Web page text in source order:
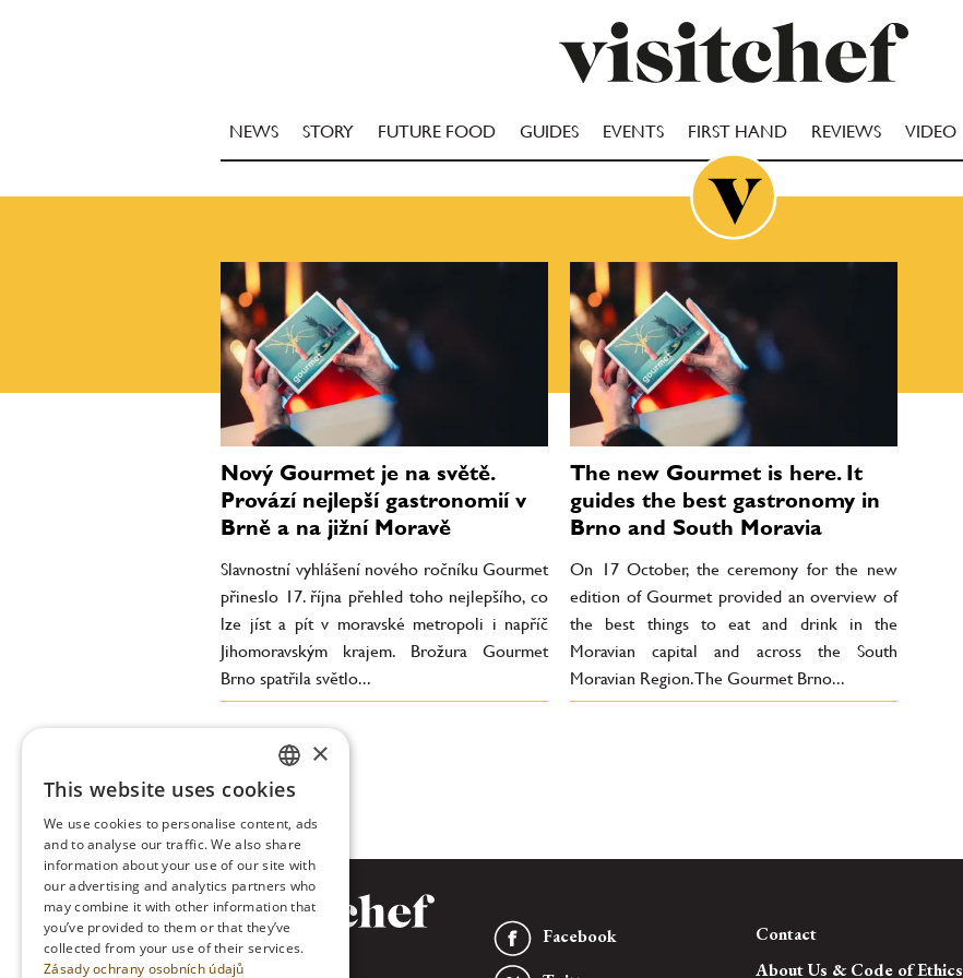
NEWS STORY FUTURE FOOD GUIDES EVENTS FIRST HAND REVIEWS VIDEO
Nový Gourmet je na světě.
Provází nejlepší gastronomií v
Brně a na jižní Moravě
Slavnostní vyhlášení nového ročníku Gourmet
přineslo 17. října přehled toho nejlepšího, co
lze jíst a pít v moravské metropoli i napříč
Jihomoravským krajem. Brožura Gourmet
Brno spatřila světlo...
The new Gourmet is here. It
guides the best gastronomy in
Brno and South Moravia
On 17 October, the ceremony for the new
edition of Gourmet provided an overview of
the best things to eat and drink in the
Moravian capital and across the South
Moravian Region. The Gourmet Brno...
Facebook
Contact
About Us & Code of Ethics
CZECH
ENGLISH
×
This website uses cookies
We use cookies to personalise content, ads
and to analyse our traffic. We also share
information about your use of our site with
our advertising and analytics partners who
may combine it with other information that
you’ve provided to them or that they’ve
collected from your use of their services.
Zásady ochrany osobních údajů